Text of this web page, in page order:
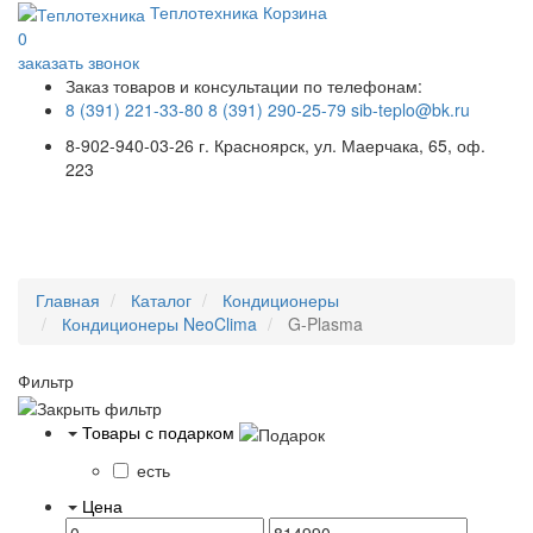
Теплотехника Корзина
0
заказать звонок
Заказ товаров и консультации по телефонам:
8 (391) 221-33-80 8 (391) 290-25-79 sib-teplo@bk.ru
8-902-940-03-26 г. Красноярск, ул. Маерчака, 65, оф.
223
Главная Каталог
Кондиционеры
Кондиционеры NeoClima
G-Plasma
Фильтр
Товары с подарком
есть
Цена